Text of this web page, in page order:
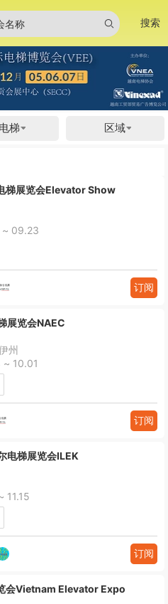
名称 搜索
电梯 区域
梯展览会Elevator Show
~ 09.23
订阅
展览会NAEC
州
10.01
订阅
电梯展览会ILEK
11.15
订阅
会Vietnam Elevator Expo